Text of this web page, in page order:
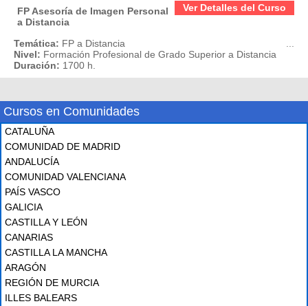
Ver Detalles del Curso
FP Asesoría de Imagen Personal
a Distancia
Temática: FP a Distancia
Nivel: Formación Profesional de Grado Superior a Distancia
Duración: 1700 h.
Cursos en Comunidades
CATALUÑA
COMUNIDAD DE MADRID
ANDALUCÍA
COMUNIDAD VALENCIANA
PAÍS VASCO
GALICIA
CASTILLA Y LEÓN
CANARIAS
CASTILLA LA MANCHA
ARAGÓN
REGIÓN DE MURCIA
ILLES BALEARS